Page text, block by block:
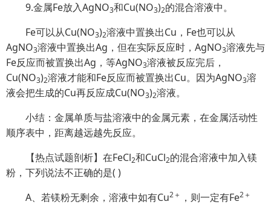
9.金属Fe放入AgNO3和Cu(NO3)2的混合溶液中。
Fe可以从Cu(NO3)2溶液中置换出Cu，Fe也可以从
AgNO3溶液中置换出Ag，但在实际反应时，AgNO3溶液先与
Fe反应而被置换出Ag，等AgNO3溶液被反应完后，
Cu(NO3)2溶液才能和Fe反应而被置换出Cu。因为AgNO3溶
液会把生成的Cu再反应成Cu(NO3)2溶液。
小结：金属单质与盐溶液中的金属元素，在金属活动性
顺序表中，距离越远越先反应。
【热点试题剖析】在FeCl2和CuCl2的混合溶液中加入镁
粉，下列说法不正确的是( )
A、若镁粉无剩余，溶液中如有Cu2＋ ，则一定有Fe2＋